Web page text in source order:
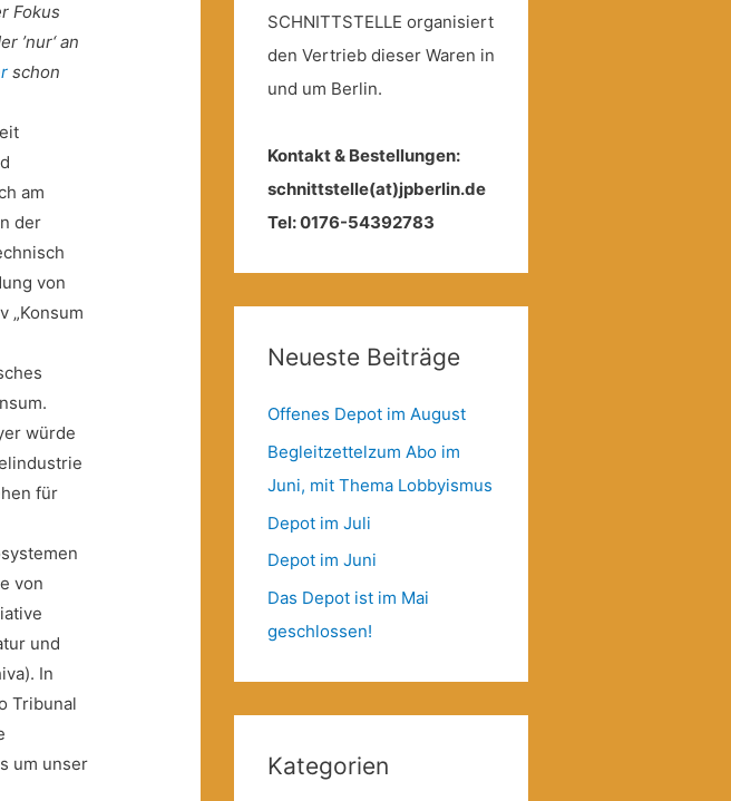
Fokus
’nur‘ an
schon
am
der
von
„Konsum
würde
für
von
und
In
Tribunal
um unser
SCHNITTSTELLE organisiert
den Vertrieb dieser Waren in
und um Berlin.
Kontakt & Bestellungen:
schnittstelle(at)jpberlin.de
Tel: 0176-54392783
Neueste Beiträge
Offenes Depot im August
Begleitzettelzum Abo im
Juni, mit Thema Lobbyismus
Depot im Juli
Depot im Juni
Das Depot ist im Mai
geschlossen!
Kategorien